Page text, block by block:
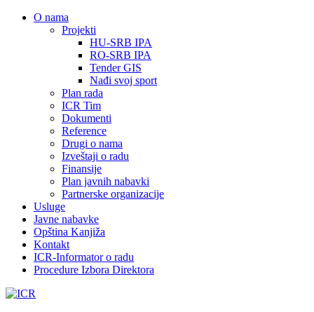
О nama
Projekti
HU-SRB IPA
RO-SRB IPA
Tender GIS
Nađi svoj sport
Plan rada
ICR Tim
Dokumenti
Reference
Drugi o nama
Izveštaji o radu
Finansije
Plan javnih nabavki
Partnerske organizacije
Usluge
Javne nabavke
Opština Kanjiža
Kontakt
ICR-Informator o radu
Procedure Izbora Direktora